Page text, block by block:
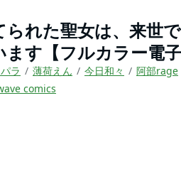
られた聖女は、来世
ます【フルカラー電
ラ 薄荷えん 今日和々 阿部rage
comics